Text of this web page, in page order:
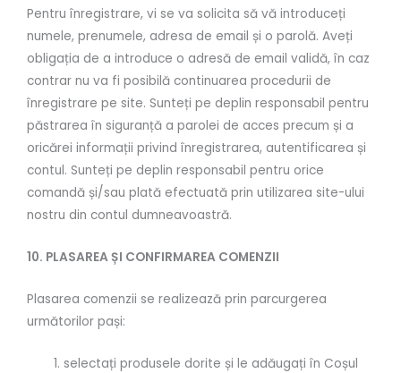
Pentru înregistrare, vi se va solicita să vă introduceți
numele, prenumele, adresa de email și o parolă. Aveți
obligația de a introduce o adresă de email validă, în caz
contrar nu va fi posibilă continuarea procedurii de
înregistrare pe site. Sunteți pe deplin responsabil pentru
păstrarea în siguranță a parolei de acces precum și a
oricărei informații privind înregistrarea, autentificarea și
contul. Sunteți pe deplin responsabil pentru orice
comandă și/sau plată efectuată prin utilizarea site-ului
nostru din contul dumneavoastră.
10. PLASAREA ȘI CONFIRMAREA COMENZII
Plasarea comenzii se realizează prin parcurgerea
următorilor pași:
selectați produsele dorite și le adăugați în Coșul